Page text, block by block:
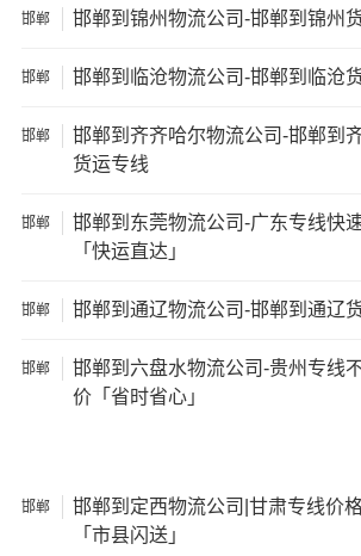
17米
+箱式
货车
方
27吨
17.5米
137立
其他货主物流经验分享
已发过北京到乌鲁木齐货物的货主告
1、包裹丢失或损坏：不靠谱的物流公
2、运输时间延迟：不靠谱的物流公司
邯郸 邯郸到锦州物流公司-邯郸到锦州
邯郸 邯郸到临沧物流公司-邯郸到临沧
邯郸
邯郸到齐齐哈尔物流公司-邯郸到
货运专线
邯郸
邯郸到东莞物流公司-广东专线快
「快运直达」
邯郸 邯郸到通辽物流公司-邯郸到通辽
邯郸
邯郸到六盘水物流公司-贵州专线
价「省时省心」
邯郸
邯郸到定西物流公司|甘肃专线价
「市县闪送」